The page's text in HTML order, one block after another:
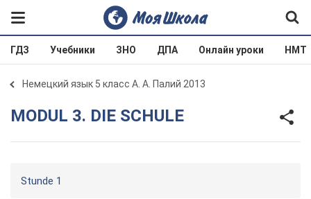
ГДЗ Учебники ЗНО ДПА Онлайн уроки НМТ
Немецкий язык 5 класс А. А. Палий 2013
MODUL 3. DIE SCHULE
Stunde 1